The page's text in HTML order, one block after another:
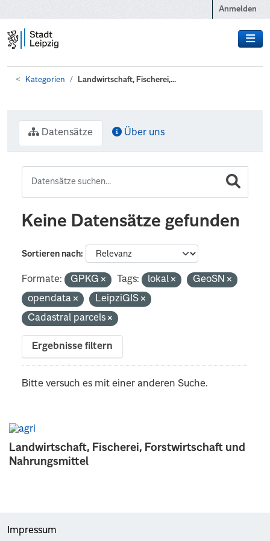
Anmelden
Kategorien Landwirtschaft, Fischerei,...
Landwirtschaft, Fischerei, Forstwirtschaft und
Nahrungsmittel
Datensätze Über uns
Keine Datensätze gefunden
Sortieren nach
Formate: GPKG Tags: lokal
GeoSN
opendata
LeipziGIS
Cadastral parcels
Ergebnisse filtern
Bitte versuch es mit einer anderen Suche.
Impressum